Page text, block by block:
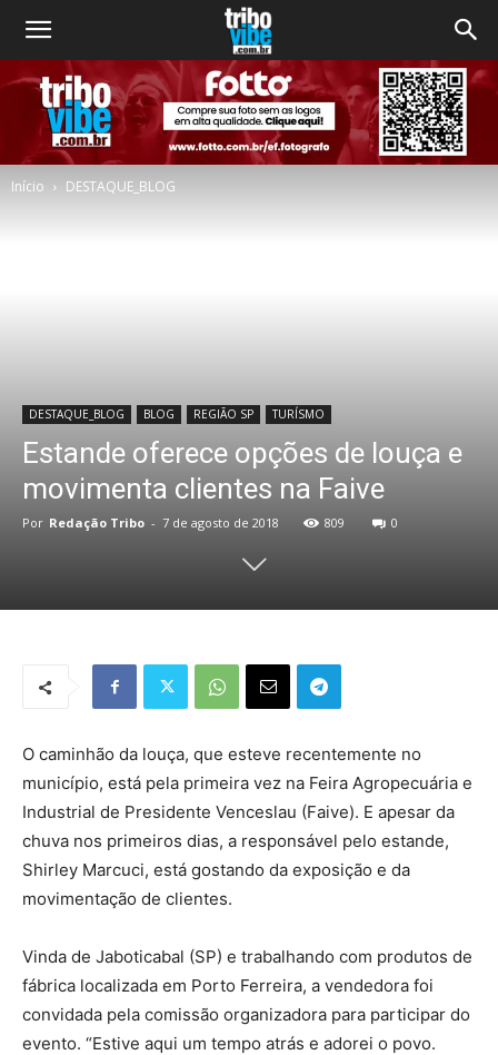
Início DESTAQUE_BLOG
DESTAQUE_BLOG BLOG REGIÃO SP TURÍSMO
Estande oferece opções de louça e
movimenta clientes na Faive
Por Redação Tribo - 7 de agosto de 2018 809 0
O caminhão da louça, que esteve recentemente no
município, está pela primeira vez na Feira Agropecuária e
Industrial de Presidente Venceslau (Faive). E apesar da
chuva nos primeiros dias, a responsável pelo estande,
Shirley Marcuci, está gostando da exposição e da
movimentação de clientes.
Vinda de Jaboticabal (SP) e trabalhando com produtos de
fábrica localizada em Porto Ferreira, a vendedora foi
convidada pela comissão organizadora para participar do
evento. “Estive aqui um tempo atrás e adorei o povo.